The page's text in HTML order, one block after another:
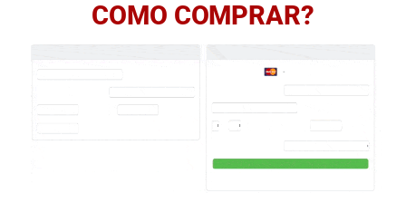
COMO COMPRAR?